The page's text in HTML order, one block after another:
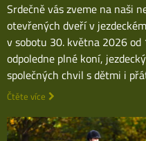
Srdečně vás zveme na naši
otevřených dveří v
v sobotu 30. května 2026
odpoledne plné koní,
společných chvil s dětmi i
Čtěte více